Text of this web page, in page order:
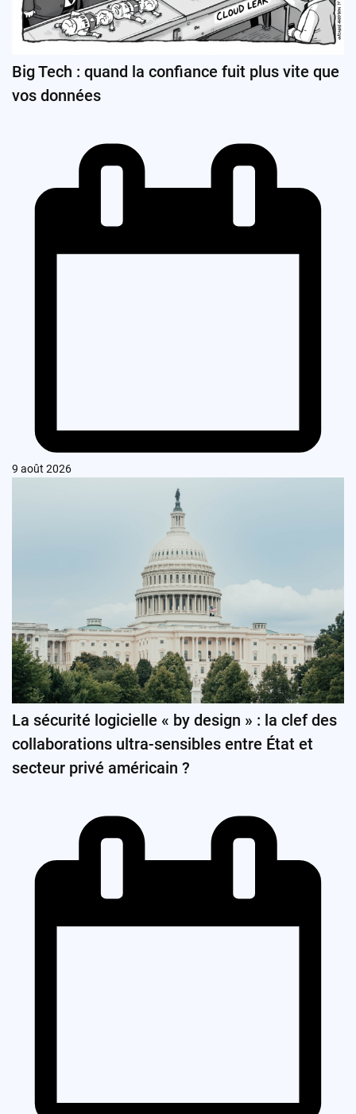
Big Tech : quand la confiance fuit plus vite que
vos données
9 août 2026
La sécurité logicielle « by design » : la clef des
collaborations ultra-sensibles entre État et
secteur privé américain ?